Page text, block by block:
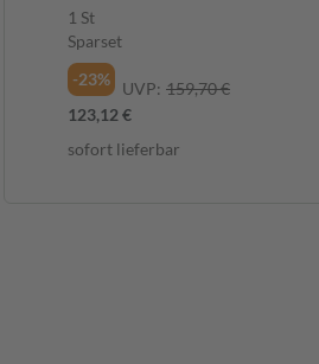
1 St
Sparset
-23%
UVP: 159,70 €
123,12 €
sofort lieferbar